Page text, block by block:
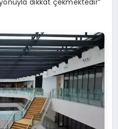
dikkat çekmektedir”